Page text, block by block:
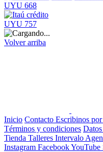
UYU 668
UYU 757
Volver arriba
Inicio Contacto Escribinos
Términos y condiciones Datos
Tienda Talleres Intervalo
Instagram FacebookYouTube